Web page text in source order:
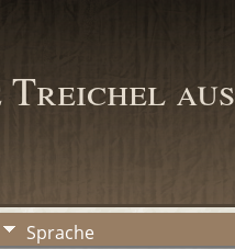
Treichel aus
Sprache